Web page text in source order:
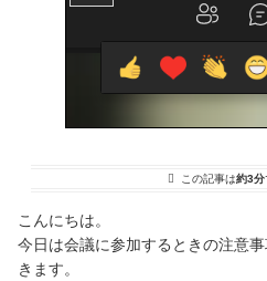
この記事は約3分
こんにちは。
今日は会議に参加するときの注意
きます。